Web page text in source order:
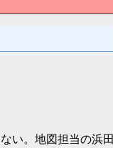
い。地図担当の浜田